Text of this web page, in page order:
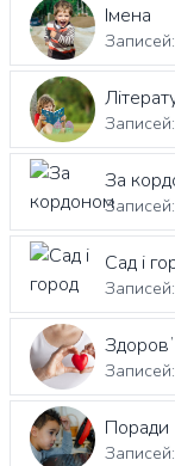
Імена
За
Сад і
Поради